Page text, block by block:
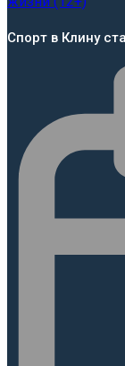
Спорт в Клину